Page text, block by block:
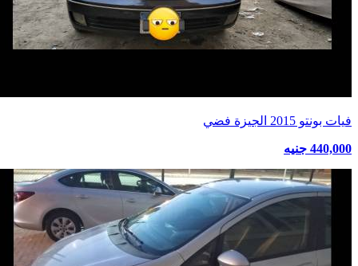
فيات بونتو 2015 الجيزة فضي
440,000 جنيه